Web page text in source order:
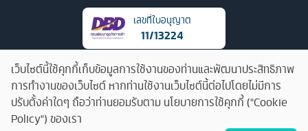
เลขที่ใบอนุญาต
11/13224
เว็บไซต์นี้ใช้คุกกี้เก็บข้อมูลการใช้งานของท่านและพัฒนาประสิทธิภาพ
การทำงานของเว็บไซต์ หากท่านใช้งานเว็บไซต์นี้ต่อไปโดยไม่มีการ
ปรับตั้งค่าใดๆ ถือว่าท่านยอมรับตาม นโยบายการใช้คุกกี้ ("Cookie
Policy") ของเรา